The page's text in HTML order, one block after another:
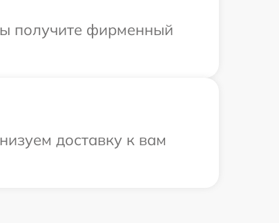
получите фирменный
доставку к вам